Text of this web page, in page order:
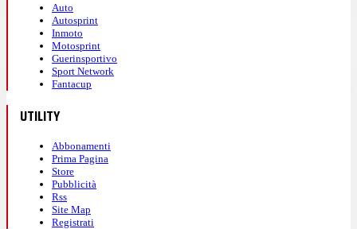
Auto
Autosprint
Inmoto
Motosprint
Guerinsportivo
Sport Network
Fantacup
UTILITY
Abbonamenti
Prima Pagina
Store
Pubblicità
Rss
Site Map
Registrati